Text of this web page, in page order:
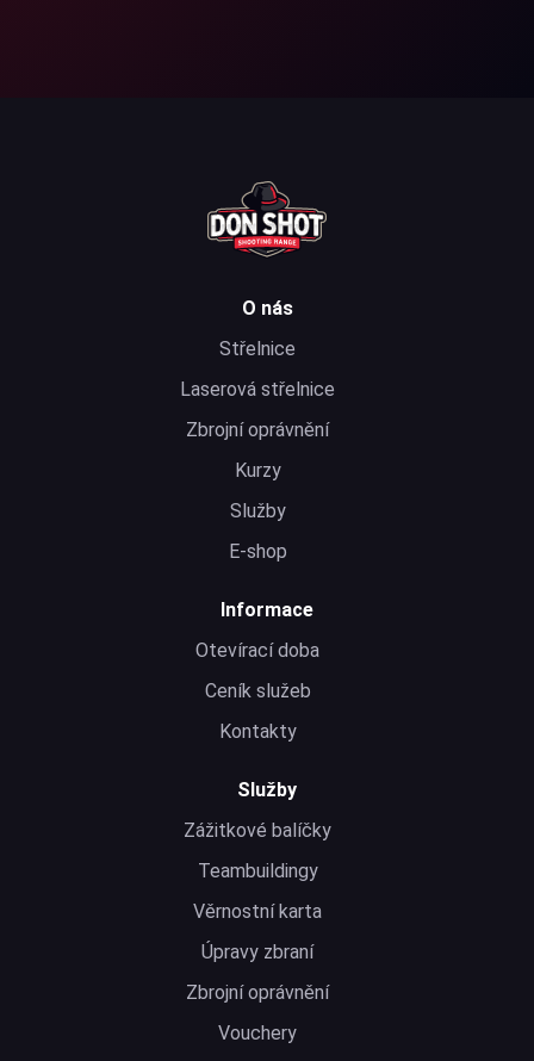
O nás
Střelnice
Laserová střelnice
Zbrojní oprávnění
Kurzy
Služby
E-shop
Informace
Otevírací doba
Ceník služeb
Kontakty
Služby
Zážitkové balíčky
Teambuildingy
Věrnostní karta
Úpravy zbraní
Zbrojní oprávnění
Vouchery